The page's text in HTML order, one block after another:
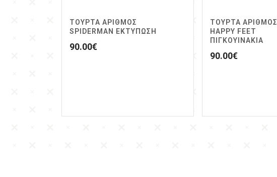
ΤΟΥΡΤΑ ΑΡΙΘΜΟΣ
SPIDERMAN ΕΚΤΥΠΩΣΗ
90.00€
ΤΟΥΡΤΑ ΑΡΙΘΜΟΣ
HAPPY FEET
ΠΙΓΚΟΥΙΝΑΚΙΑ
90.00€